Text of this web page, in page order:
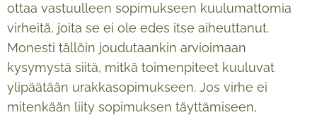
ottaa vastuulleen sopimukseen kuulumattomia
virheitä, joita se ei ole edes itse aiheuttanut.
Monesti tällöin joudutaankin arvioimaan
kysymystä siitä, mitkä toimenpiteet kuuluvat
ylipäätään urakkasopimukseen. Jos virhe ei
mitenkään liity sopimuksen täyttämiseen,